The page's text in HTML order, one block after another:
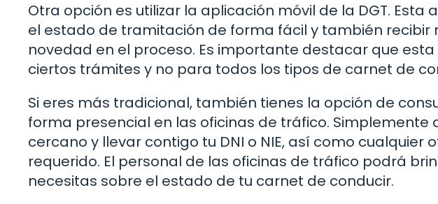
Otra opción es utilizar la aplicación móvil de la DGT.
el estado de tramitación de forma fácil y también recibir
novedad en el proceso. Es importante destacar que
ciertos trámites y no para todos los tipos de carnet de
Si eres más tradicional, también tienes la opción de
forma presencial en las oficinas de tráfico.
cercano y llevar contigo tu DNI o NIE, así como
requerido. El personal de las oficinas de tráfico podrá
necesitas sobre el estado de tu carnet de conducir.